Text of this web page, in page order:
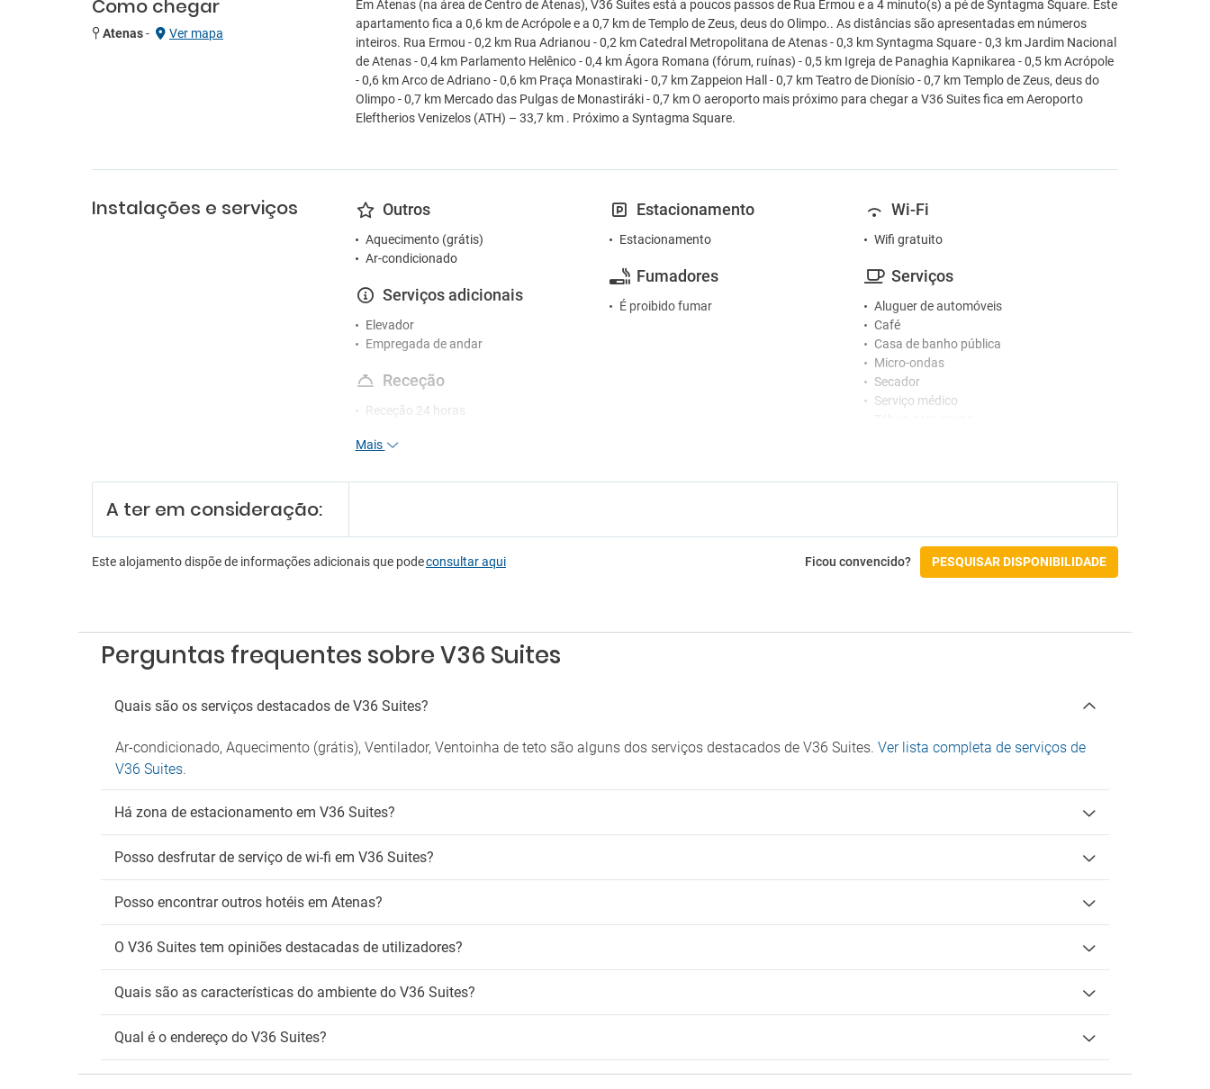
Como chegar
Atenas- Ver mapa
Em Atenas (na área de Centro de Atenas), V36 Suites está a poucos passos de Rua Ermou e a 4 minuto(s) a pé de Syntagma Square. Este
apartamento fica a 0,6 km de Acrópole e a 0,7 km de Templo de Zeus, deus do Olimpo.. As distâncias são apresentadas em números
inteiros. Rua Ermou - 0,2 km Rua Adrianou - 0,2 km Catedral Metropolitana de Atenas - 0,3 km Syntagma Square - 0,3 km Jardim Nacional
de Atenas - 0,4 km Parlamento Helênico - 0,4 km Ágora Romana (fórum, ruínas) - 0,5 km Igreja de Panaghia Kapnikarea - 0,5 km Acrópole
- 0,6 km Arco de Adriano - 0,6 km Praça Monastiraki - 0,7 km Zappeion Hall - 0,7 km Teatro de Dionísio - 0,7 km Templo de Zeus, deus do
Olimpo - 0,7 km Mercado das Pulgas de Monastiráki - 0,7 km O aeroporto mais próximo para chegar a V36 Suites fica em Aeroporto
Eleftherios Venizelos (ATH) – 33,7 km . Próximo a Syntagma Square.
Instalações e serviços Outros
Aquecimento (grátis)
Ar-condicionado
Serviços adicionais
Elevador
Empregada de andar
Receção
Receção 24 horas
Estacionamento
Estacionamento
Fumadores
É proibido fumar
Wi-Fi
Wifi gratuito
Serviços
Aluguer de automóveis
Café
Casa de banho pública
Micro-ondas
Secador
Serviço médico
Mais
A ter em consideração:
Este alojamento dispõe de informações adicionais que podeconsultar aqui Ficou convencido? PESQUISAR DISPONIBILIDADE
Perguntas frequentes sobre V36 Suites
Quais são os serviços destacados de V36 Suites?
Ar-condicionado, Aquecimento (grátis), Ventilador, Ventoinha de teto são alguns dos serviços destacados de V36 Suites. Ver lista completa de serviços de
V36 Suites.
Há zona de estacionamento em V36 Suites?
Posso desfrutar de serviço de wi-fi em V36 Suites?
Posso encontrar outros hotéis em Atenas?
O V36 Suites tem opiniões destacadas de utilizadores?
Quais são as características do ambiente do V36 Suites?
Qual é o endereço do V36 Suites?